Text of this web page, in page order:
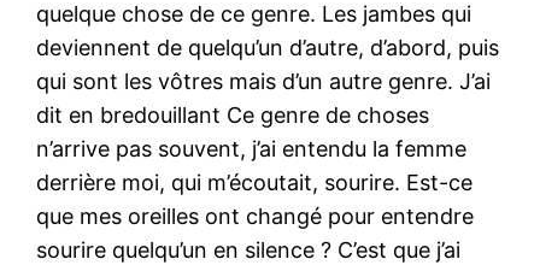
quelque chose de ce genre. Les jambes qui
deviennent de quelqu’un d’autre, d’abord, puis
qui sont les vôtres mais d’un autre genre. J’ai
dit en bredouillant Ce genre de choses
n’arrive pas souvent, j’ai entendu la femme
derrière moi, qui m’écoutait, sourire. Est-ce
que mes oreilles ont changé pour entendre
sourire quelqu’un en silence ? C’est que j’ai